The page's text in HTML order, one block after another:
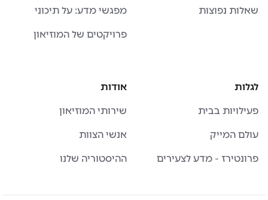
שאלות נפוצות מפגשי מדע: על תיכוני
פרויקטים של המוזיאון
לגלות
פעילויות בבית
עולם המייק
פרונטירז - מדע לצעירים
אודות
שירותי המוזיאון
אנשי הצוות
ההיסטוריה שלנו